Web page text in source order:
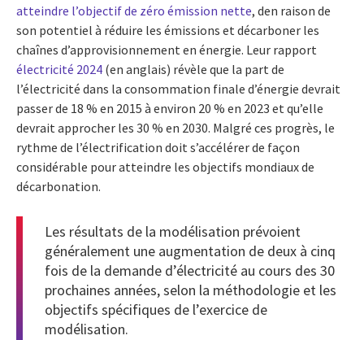
atteindre l’objectif de zéro émission nette, den raison de
son potentiel à réduire les émissions et décarboner les
chaînes d’approvisionnement en énergie. Leur rapport
électricité 2024 (en anglais) révèle que la part de
l’électricité dans la consommation finale d’énergie devrait
passer de 18 % en 2015 à environ 20 % en 2023 et qu’elle
devrait approcher les 30 % en 2030. Malgré ces progrès, le
rythme de l’électrification doit s’accélérer de façon
considérable pour atteindre les objectifs mondiaux de
décarbonation.
Les résultats de la modélisation prévoient
généralement une augmentation de deux à cinq
fois de la demande d’électricité au cours des 30
prochaines années, selon la méthodologie et les
objectifs spécifiques de l’exercice de
modélisation.